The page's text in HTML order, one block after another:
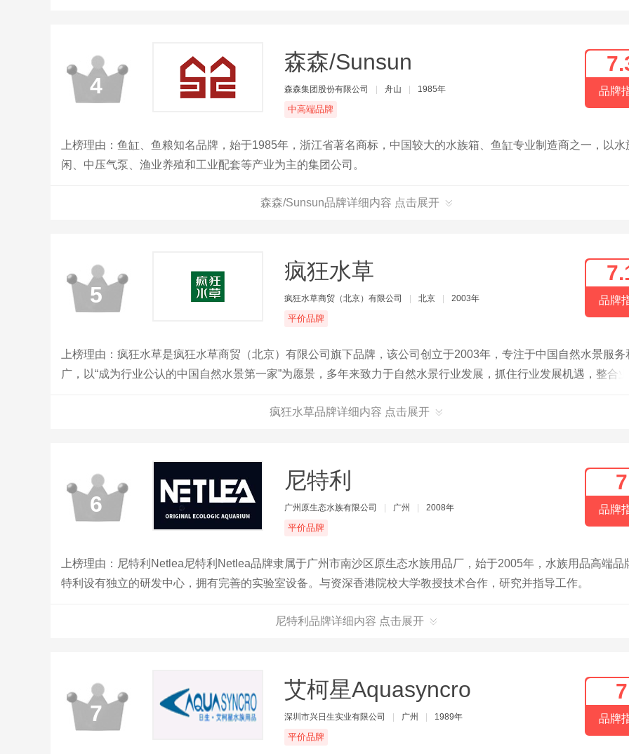
4
森森/Sunsun
森森集团股份有限公司 舟山 1985年
中高端品牌
品牌
上榜理由：鱼缸、鱼粮知名品牌，始于1985年，浙江省著名商标，中国较大的水族箱、鱼缸专业制造商之一，以水
闲、中压气泵、渔业养殖和工业配套等产业为主的集团公司。
森森/Sunsun品牌详细内容 点击展开
5
疯狂水草
疯狂水草商贸（北京）有限公司 北京 2003年
平价品牌
品牌
上榜理由：疯狂水草是疯狂水草商贸（北京）有限公司旗下品牌，该公司创立于2003年，专注于中国自然水景服务
广，以“成为行业公认的中国自然水景第一家”为愿景，多年来致力于自然水景行业发展，抓住行业发展机遇，整合
疯狂水草品牌详细内容 点击展开
6
尼特利
广州原生态水族有限公司 广州 2008年
平价品牌
7
品牌
上榜理由：尼特利Netlea尼特利Netlea品牌隶属于广州市南沙区原生态水族用品厂，始于2005年，水族用品高端品
特利设有独立的研发中心，拥有完善的实验室设备。与资深香港院校大学教授技术合作，研究并指导工作。
尼特利品牌详细内容 点击展开
7
艾柯星Aquasyncro
深圳市兴日生实业有限公司 广州 1989年
平价品牌
7
品牌